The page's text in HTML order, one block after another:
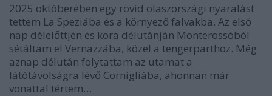
2025 októberében egy rövid olaszországi nyaralást
tettem La Speziába és a környező falvakba. Az első
nap délelőttjén és kora délutánján Monterossóból
sétáltam el Vernazzába, közel a tengerparthoz. Még
aznap délután folytattam az utamat a
látótávolságra lévő Cornigliába, ahonnan már
vonattal tértem…